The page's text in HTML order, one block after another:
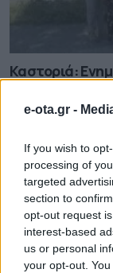
e-ota.gr -
If you wish to
processing of
targeted
section to
opt-out request
interest-based
us or personal
your opt-out.
Καστοριά:
Ρομά
07.08.2026 - 16.18